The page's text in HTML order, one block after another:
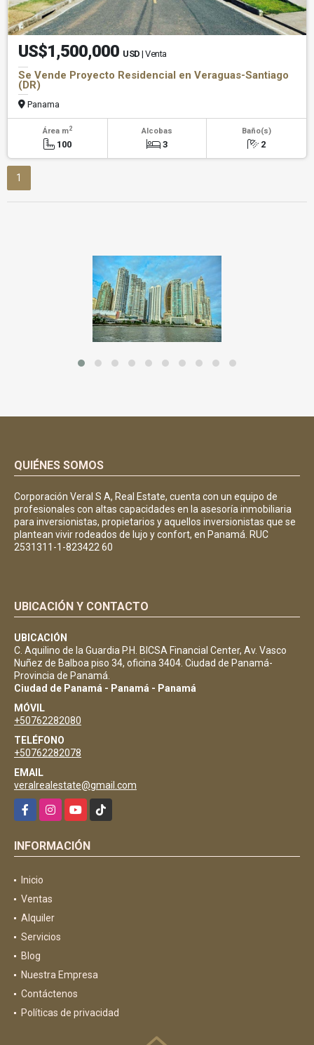
US$1,500,000 USD | Venta
Se Vende Proyecto Residencial en Veraguas-Santiago
(DR)
Panama
Área m2
100
Alcobas
3
Baño(s)
2
1
QUIÉNES SOMOS
Corporación Veral S A, Real Estate, cuenta con un equipo de
profesionales con altas capacidades en la asesoría inmobiliaria
para inversionistas, propietarios y aquellos inversionistas que se
plantean vivir rodeados de lujo y confort, en Panamá. RUC
2531311-1-823422 60
UBICACIÓN Y CONTACTO
UBICACIÓN
C. Aquilino de la Guardia P.H. BICSA Financial Center, Av. Vasco
Nuñez de Balboa piso 34, oficina 3404. Ciudad de Panamá-
Provincia de Panamá.
Ciudad de Panamá - Panamá - Panamá
MÓVIL
+50762282080
TELÉFONO
+50762282078
EMAIL
veralrealestate@gmail.com
FacebookInstagramYouTubeTikTok
INFORMACIÓN
Inicio
Ventas
Alquiler
Servicios
Blog
Nuestra Empresa
Contáctenos
Políticas de privacidad